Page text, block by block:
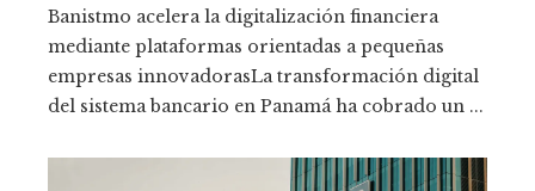
Banistmo acelera la digitalización financiera
mediante plataformas orientadas a pequeñas
empresas innovadorasLa transformación digital
del sistema bancario en Panamá ha cobrado un ...